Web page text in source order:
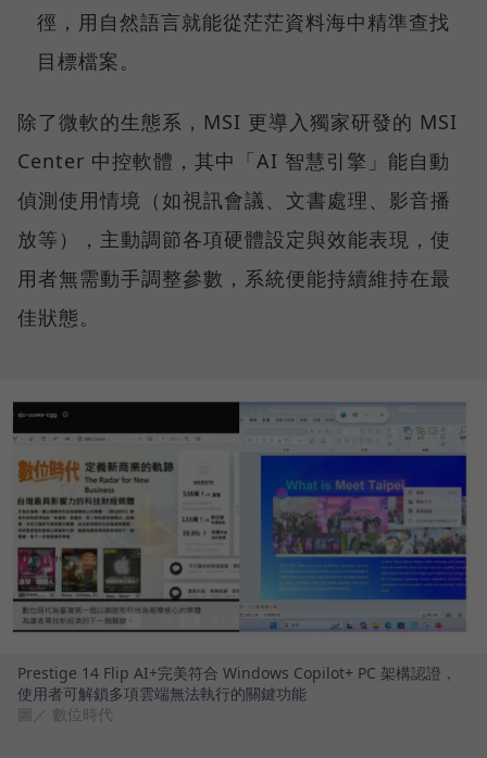
徑，用自然語言就能從茫茫資料海中精準查找
目標檔案。
除了微軟的生態系，MSI 更導入獨家研發的 MSI
Center 中控軟體，其中「AI 智慧引擎」能自動
偵測使用情境（如視訊會議、文書處理、影音播
放等），主動調節各項硬體設定與效能表現，使
用者無需動手調整參數，系統便能持續維持在最
佳狀態。
Prestige 14 Flip AI+完美符合 Windows Copilot+ PC 架構認證，
使用者可解鎖多項雲端無法執行的關鍵功能
圖／ 數位時代